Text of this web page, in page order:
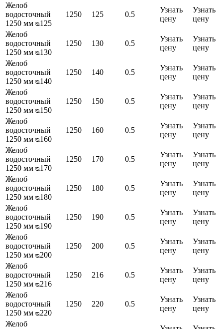
Желоб
водосточный
1250 мм ᴓ125
1250 125 0.5
Узнать
цену
Узнать
цену
Желоб
водосточный
1250 мм ᴓ130
1250 130 0.5
Узнать
цену
Узнать
цену
Желоб
водосточный
1250 мм ᴓ140
1250 140 0.5
Узнать
цену
Узнать
цену
Желоб
водосточный
1250 мм ᴓ150
1250 150 0.5
Узнать
цену
Узнать
цену
Желоб
водосточный
1250 мм ᴓ160
1250 160 0.5
Узнать
цену
Узнать
цену
Желоб
водосточный
1250 мм ᴓ170
1250 170 0.5
Узнать
цену
Узнать
цену
Желоб
водосточный
1250 мм ᴓ180
1250 180 0.5
Узнать
цену
Узнать
цену
Желоб
водосточный
1250 мм ᴓ190
1250 190 0.5
Узнать
цену
Узнать
цену
Желоб
водосточный
1250 мм ᴓ200
1250 200 0.5
Узнать
цену
Узнать
цену
Желоб
водосточный
1250 мм ᴓ216
1250 216 0.5
Узнать
цену
Узнать
цену
Желоб
водосточный
1250 мм ᴓ220
1250 220 0.5
Узнать
цену
Узнать
цену
Желоб